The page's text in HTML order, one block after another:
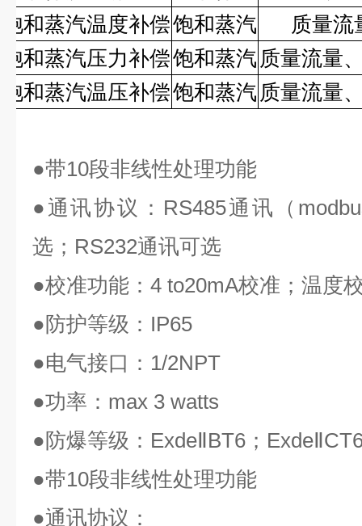
饱和蒸汽温度补偿饱和蒸汽
质量流
饱和蒸汽压力补偿饱和蒸汽 质量流量
饱和蒸汽温压补偿饱和蒸汽 质量流量
●带10段非线性处理功能
● 通讯协议： RS485通讯（
选； RS232通讯可选
●校准功能： 4 to20mA校准；温度
●防护等级： IP65
●电气接口： 1/2NPT
●功率： max 3 watts
●防爆等级： ExdeⅡBT6 ；
●带10段非线性处理功能
●通讯协议：